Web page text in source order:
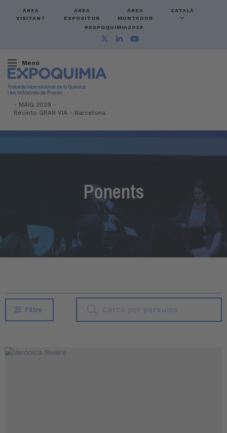
ÀREA
VISITANT
ÀREA
EXPOSITOR
ÀREA
MUNTADOR
CATALÀ
#EXPOQUIMIA2026
Menú
- MAIG 2029 -
Recinto GRAN VIA - Barcelona
Ponents
Filtre